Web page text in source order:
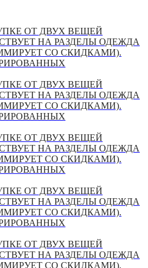
ОТ ДВУХ ВЕЩЕЙ
НА РАЗДЕЛЫ ОДЕЖДА
СО СКИДКАМИ).
ОТ ДВУХ ВЕЩЕЙ
НА РАЗДЕЛЫ ОДЕЖДА
СО СКИДКАМИ).
ОТ ДВУХ ВЕЩЕЙ
НА РАЗДЕЛЫ ОДЕЖДА
СО СКИДКАМИ).
ОТ ДВУХ ВЕЩЕЙ
НА РАЗДЕЛЫ ОДЕЖДА
СО СКИДКАМИ).
ОТ ДВУХ ВЕЩЕЙ
НА РАЗДЕЛЫ ОДЕЖДА
СО СКИДКАМИ).